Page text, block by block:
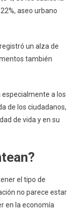
aseo urbano
un alza de
también
a los
de los ciudadanos,
de vida y en su
el tipo de
no parece estar
en la economía